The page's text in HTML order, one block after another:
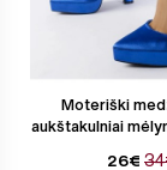
Moteriški
aukštakulniai
26€